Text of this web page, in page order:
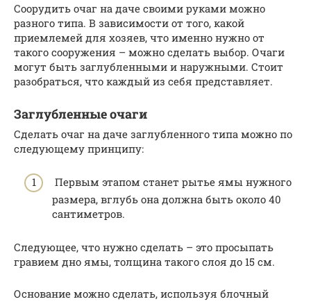
Соорудить очаг на даче своими руками можно
разного типа. В зависимости от того, какой
приемлемей для хозяев, что именно нужно от
такого сооружения – можно сделать выбор. Очаги
могут быть заглубленными и наружными. Стоит
разобраться, что каждый из себя представляет.
Заглубленные очаги
Сделать очаг на даче заглубленного типа можно по
следующему принципу:
Первым этапом станет рытье ямы нужного
размера, вглубь она должна быть около 40
сантиметров.
Следующее, что нужно сделать – это просыпать
гравием дно ямы, толщина такого слоя до 15 см.
Основание можно сделать, используя блочный